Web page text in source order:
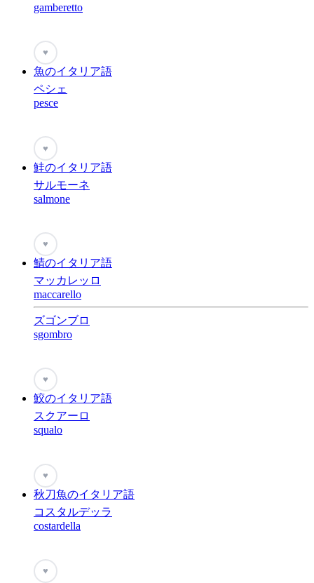
gamberetto
♥
魚のイタリア語
ペシェ
pesce
♥
鮭のイタリア語
サルモーネ
salmone
♥
鯖のイタリア語
マッカレッロ
maccarello
ズゴンブロ
sgombro
♥
鮫のイタリア語
スクアーロ
squalo
♥
秋刀魚のイタリア語
コスタルデッラ
costardella
♥